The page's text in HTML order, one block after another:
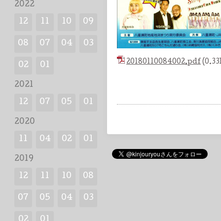
20180110084002.pdf
2022
12 11 10 09
08 07 04 03
02 01
2021
12 07 05 01
2020
11 04 02 01
2019
12 11 10 08
07 05 04 03